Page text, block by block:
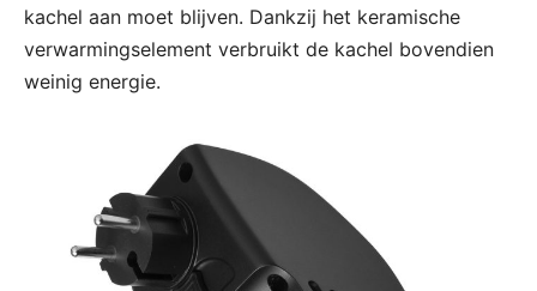
kachel aan moet blijven. Dankzij het keramische
verwarmingselement verbruikt de kachel bovendien
weinig energie.